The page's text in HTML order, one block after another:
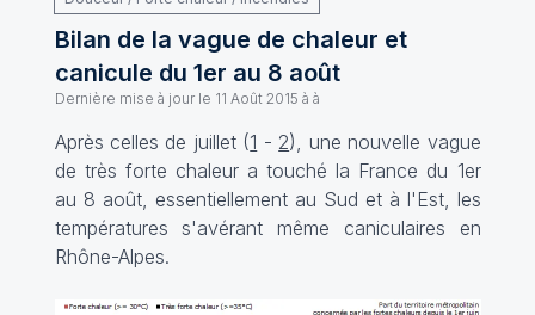
Bilan de la vague de chaleur et
canicule du 1er au 8 août
Dernière mise à jour le 11 Août 2015 à à
Après celles de juillet (1 - 2), une nouvelle vague
de très forte chaleur a touché la France du 1er
au 8 août, essentiellement au Sud et à l'Est, les
températures s'avérant même caniculaires en
Rhône-Alpes.